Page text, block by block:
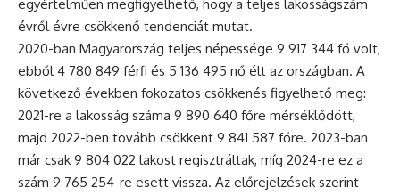
egyértelműen megfigyelhető, hogy a teljes lakosságszám
évről évre csökkenő tendenciát mutat.
2020-ban Magyarország teljes népessége 9 917 344 fő volt,
ebből 4 780 849 férfi és 5 136 495 nő élt az országban. A
következő években fokozatos csökkenés figyelhető meg:
2021-re a lakosság száma 9 890 640 főre mérséklődött,
majd 2022-ben tovább csökkent 9 841 587 főre. 2023-ban
már csak 9 804 022 lakost regisztráltak, míg 2024-re ez a
szám 9 765 254-re esett vissza. Az előrejelzések szerint